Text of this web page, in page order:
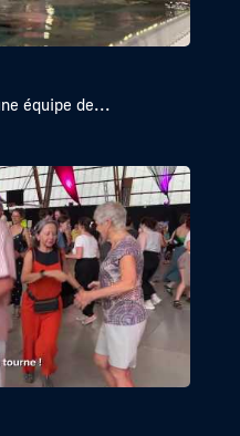
équipe de...